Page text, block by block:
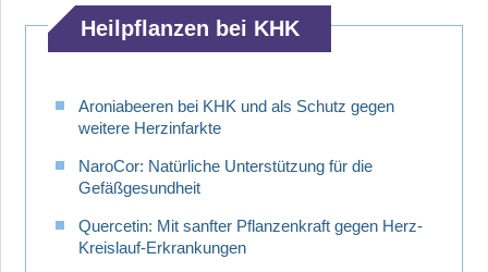
Heilpflanzen bei KHK
Aroniabeeren bei KHK und als Schutz gegen
weitere Herzinfarkte
NaroCor: Natürliche Unterstützung für die
Gefäßgesundheit
Quercetin: Mit sanfter Pflanzenkraft gegen Herz-
Kreislauf-Erkrankungen